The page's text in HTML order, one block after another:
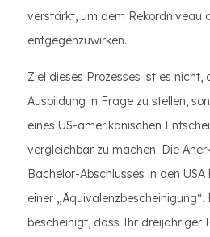
verstärkt, um dem Rekordniveau
entgegenzuwirken.
Ziel dieses Prozesses ist es nicht,
Ausbildung in Frage zu stellen,
eines US-amerikanischen
vergleichbar zu machen. Die
Bachelor-Abschlusses in den
einer
bescheinigt, dass Ihr dreijähriger